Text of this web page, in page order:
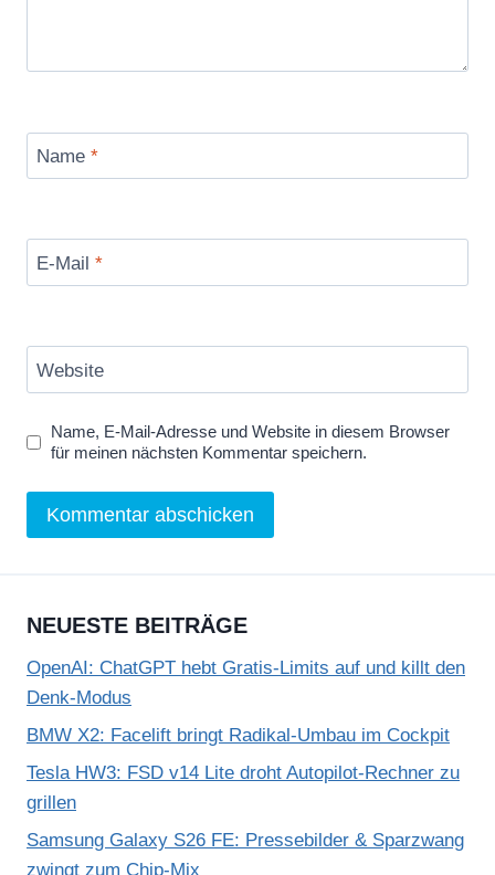
Name *
E-Mail *
Website
Name, E-Mail-Adresse und Website in diesem Browser
für meinen nächsten Kommentar speichern.
NEUESTE BEITRÄGE
OpenAI: ChatGPT hebt Gratis-Limits auf und killt den
Denk-Modus
BMW X2: Facelift bringt Radikal-Umbau im Cockpit
Tesla HW3: FSD v14 Lite droht Autopilot-Rechner zu
grillen
Samsung Galaxy S26 FE: Pressebilder & Sparzwang
zwingt zum Chip-Mix